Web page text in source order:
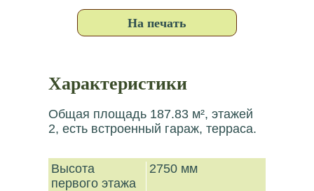
На печать
Характеристики
Общая площадь 187.83 м², этажей
2, есть встроенный гараж, терраса.
Высота
первого этажа
2750 мм